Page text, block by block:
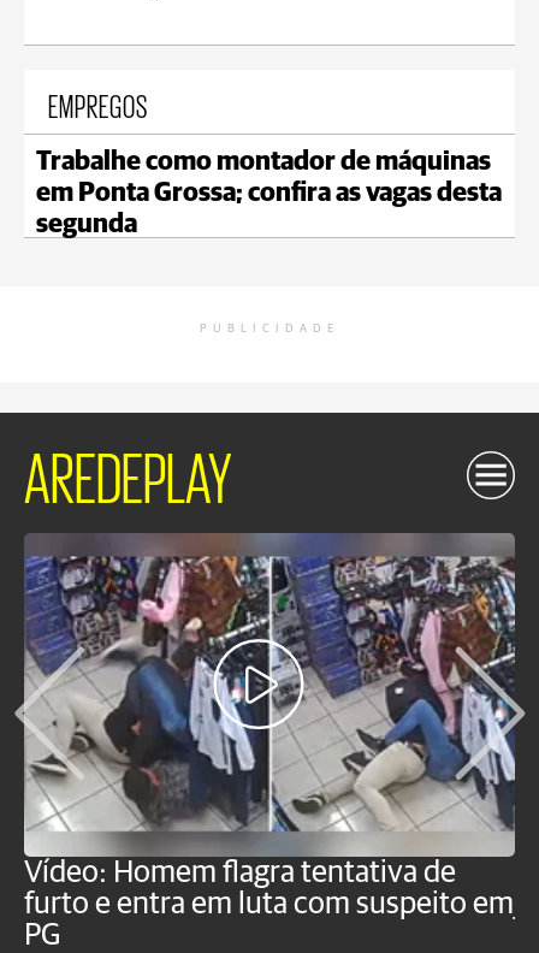
EMPREGOS
Trabalhe como montador de máquinas
em Ponta Grossa; confira as vagas desta
segunda
PUBLICIDADE
AREDEPLAY
Vídeo: Homem flagra tentativa de
furto e entra em luta com suspeito em
PG